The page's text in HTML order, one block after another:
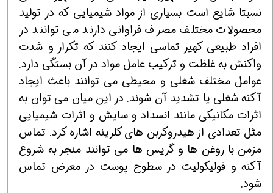
نسبتا شایع است بسیاری از مواد شیمیایی که در تولید
محصولات مختلف مصرف فراوانی دارند می توانند در
افراد طبیعی کهیر تماسی ایجاد کنند که تکرار و شدت
واکنش به غلظت و ترکیب عامل مواد در آن بستگی دارد.
عوامل مختلف شغلی و محیطی می توانند باعث ایجاد
آکنه شغلی یا تشدید آن شوند. در این میان می توان به
اثرات مکانیکی مانند انسداد و سایش و اثرات شیمیایی
مثل تعدادی از هیدروکربن های کلرینه اشاره کرد. تماس
مزمن با روغن ها و گریس ها می توانند منجر به شروع
آکنه و فولیکولیت در سطوح پوست در معرض تماس
شود.